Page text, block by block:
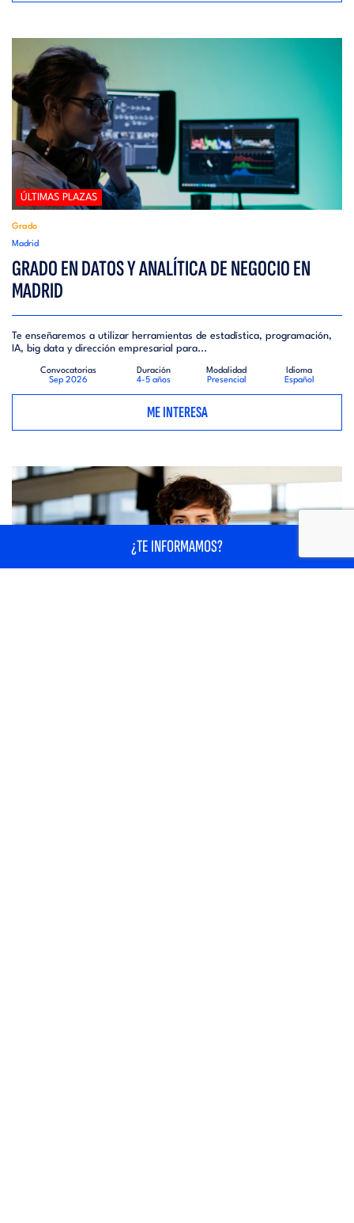
ÚLTIMAS PLAZAS
Grado
Madrid
GRADO EN DATOS Y ANALÍTICA DE NEGOCIO EN
MADRID
Te enseñaremos a utilizar herramientas de estadística, programación,
IA, big data y dirección empresarial para...
Convocatorias
Sep 2026
Duración
4-5 años
Modalidad
Presencial
Idioma
Español
ME INTERESA
¿TE INFORMAMOS?